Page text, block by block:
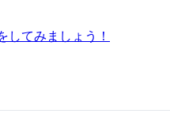
してみましょう！